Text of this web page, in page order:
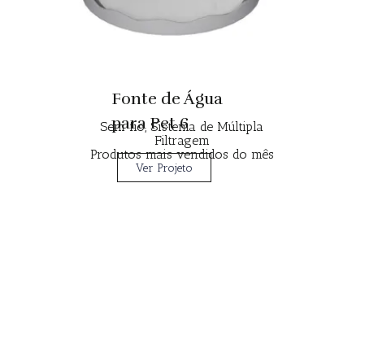
Fonte de Água
para Pet 6
Sem fio, Sistema de Múltipla
Filtragem
Produtos mais vendidos do mês
Ver Projeto